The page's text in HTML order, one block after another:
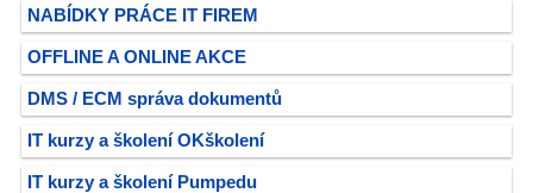
NABÍDKY PRÁCE IT FIREM
OFFLINE A ONLINE AKCE
DMS / ECM správa dokumentů
IT kurzy a školení OKškolení
IT kurzy a školení Pumpedu